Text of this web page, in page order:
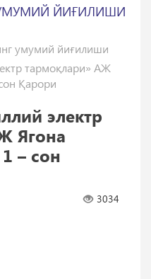
ЙИҒИЛИШИ
умумий йиғилиши
тармоқлари» АЖ
Қарори
электр
Ягона
– сон
3034